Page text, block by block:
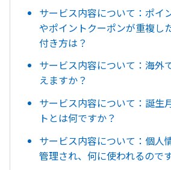
サービス内容について：ポイ
やポイントクーポンが重複し
付き方は？
サービス内容について：海外
えますか？
サービス内容について：誕生
トとは何ですか？
サービス内容について：個人
管理され、何に使われるので